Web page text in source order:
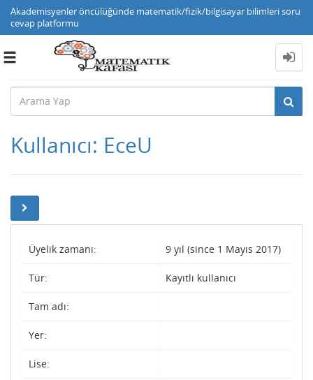
Akademisyenler öncülüğünde matematik/fizik/bilgisayar bilimleri soru
cevap platformu
Toggle
Kullanıcı: EceU
Üyelik zamanı: 9 yıl (since 1 Mayıs 2017)
Tür: Kayıtlı kullanıcı
Tam adı:
Yer:
Lise: